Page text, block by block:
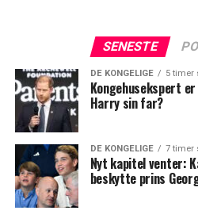
SENESTE
DE KONGELIGE 5 timer
Kongehusekspert
Harry sin far?
DE KONGELIGE 7 timer
Nyt kapitel venter:
beskytte prins